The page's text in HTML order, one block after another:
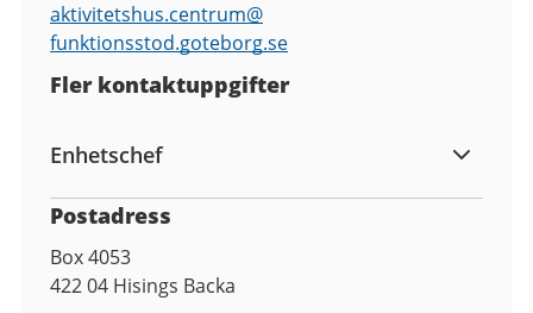
aktivitetshus.centrum@
funktionsstod.goteborg.se
Fler kontaktuppgifter
Enhetschef
Postadress
Box 4053
422 04 Hisings Backa